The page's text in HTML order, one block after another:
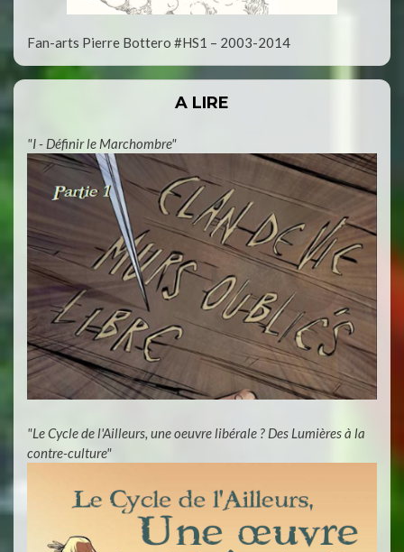
Fan-arts Pierre Bottero #HS1 – 2003-2014
A LIRE
"I - Définir le Marchombre"
"Le Cycle de l'Ailleurs, une oeuvre libérale ? Des Lumières à la
contre-culture"